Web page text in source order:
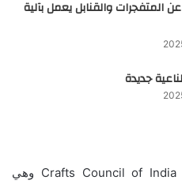
المتفجرات والقنابل يعمل بآلية
جديدة
مجلس حرف الهند Crafts Council of India (CCI) وهي